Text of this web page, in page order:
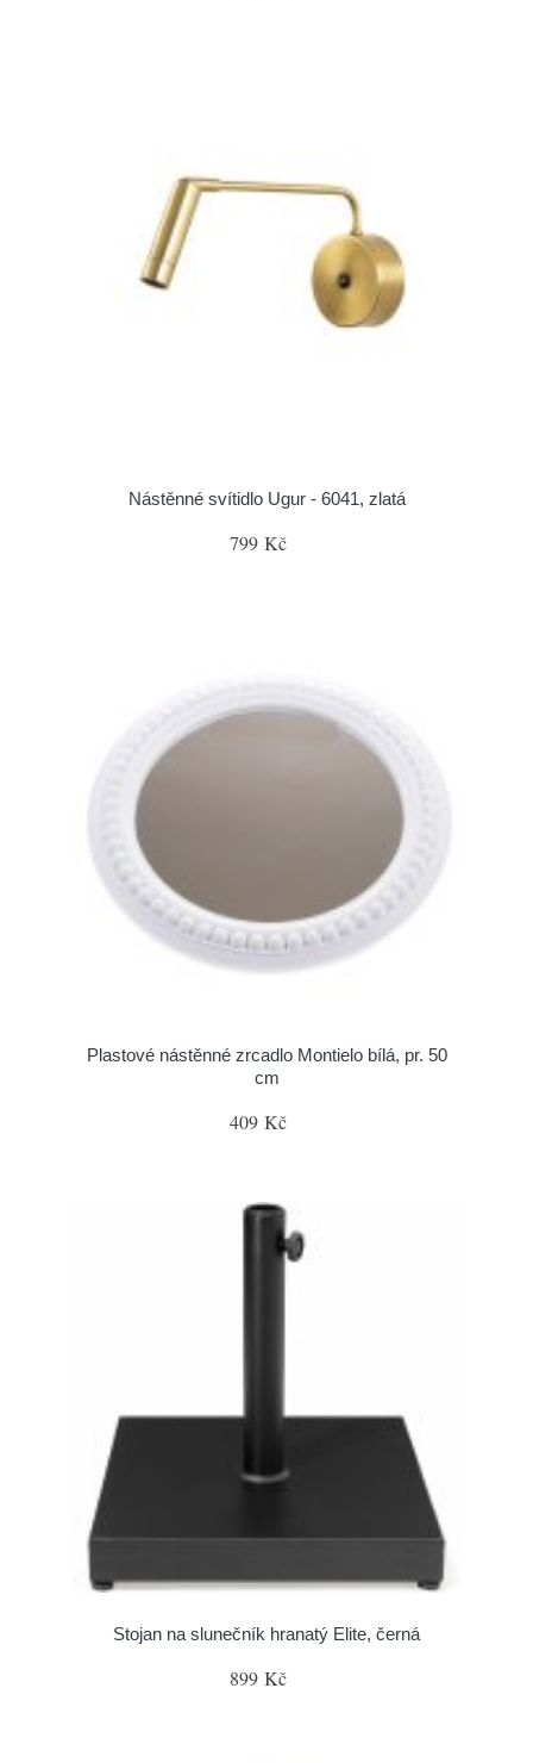
Nástěnné svítidlo Ugur - 6041, zlatá
799 Kč
Plastové nástěnné zrcadlo Montielo bílá, pr. 50
cm
409 Kč
Stojan na slunečník hranatý Elite, černá
899 Kč